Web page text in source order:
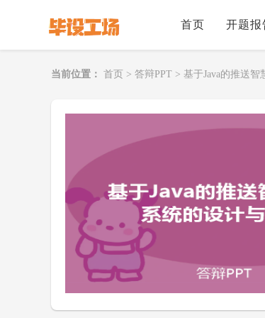
首页 开题报
当前位置： 首页 > 答辩PPT > 基于Java的推送